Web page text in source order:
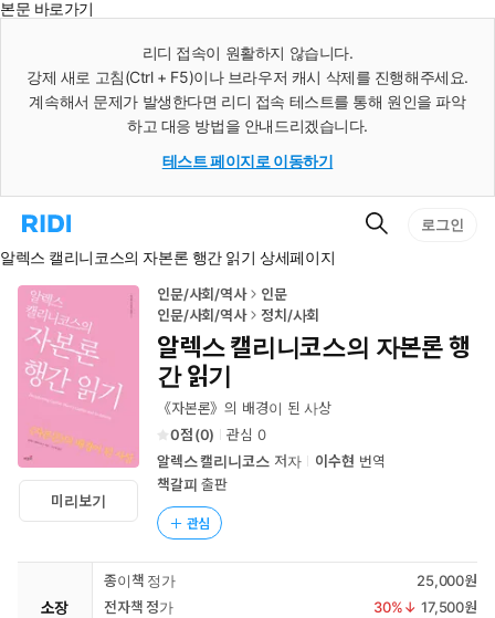
본문 바로가기
리디 접속이 원활하지 않습니다.
강제 새로 고침(Ctrl + F5)이나 브라우저 캐시 삭제를 진행해주세요.
계속해서 문제가 발생한다면 리디 접속 테스트를 통해 원인을 파악
하고 대응 방법을 안내드리겠습니다.
테스트 페이지로 이동하기
리
홈
로
이
동
검
로그인
알렉스 캘리니코스의 자본론 행간 읽기 상세페이지
미리보기
인문/사회/역사
인문
인문/사회/역사
정치/사회
알렉스 캘리니코스의 자본론 행
간 읽기
《자본론》의 배경이 된 사상
0
(0) 관심 0
알렉스 캘리니코스저자 이수현 번역
책갈피 출판
관심
소장
종이책 정가
25,000원
전자책 정가
30%↓ 17,500원